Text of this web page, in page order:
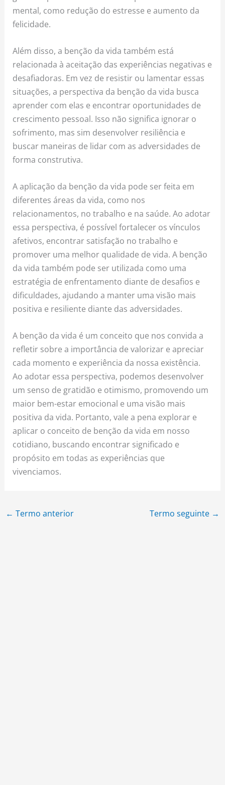
mental, como redução do estresse e aumento da
felicidade.
Além disso, a benção da vida também está
relacionada à aceitação das experiências negativas e
desafiadoras. Em vez de resistir ou lamentar essas
situações, a perspectiva da benção da vida busca
aprender com elas e encontrar oportunidades de
crescimento pessoal. Isso não significa ignorar o
sofrimento, mas sim desenvolver resiliência e
buscar maneiras de lidar com as adversidades de
forma construtiva.
A aplicação da benção da vida pode ser feita em
diferentes áreas da vida, como nos
relacionamentos, no trabalho e na saúde. Ao adotar
essa perspectiva, é possível fortalecer os vínculos
afetivos, encontrar satisfação no trabalho e
promover uma melhor qualidade de vida. A benção
da vida também pode ser utilizada como uma
estratégia de enfrentamento diante de desafios e
dificuldades, ajudando a manter uma visão mais
positiva e resiliente diante das adversidades.
A benção da vida é um conceito que nos convida a
refletir sobre a importância de valorizar e apreciar
cada momento e experiência da nossa existência.
Ao adotar essa perspectiva, podemos desenvolver
um senso de gratidão e otimismo, promovendo um
maior bem-estar emocional e uma visão mais
positiva da vida. Portanto, vale a pena explorar e
aplicar o conceito de benção da vida em nosso
cotidiano, buscando encontrar significado e
propósito em todas as experiências que
vivenciamos.
← Termo anterior Termo seguinte →